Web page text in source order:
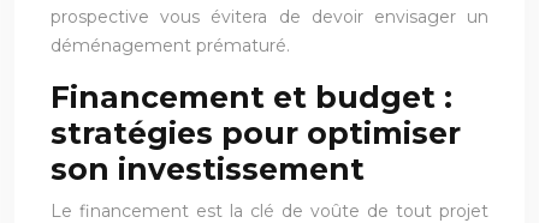
prospective vous évitera de devoir envisager un
déménagement prématuré.
Financement et budget :
stratégies pour optimiser
son investissement
Le financement est la clé de voûte de tout projet